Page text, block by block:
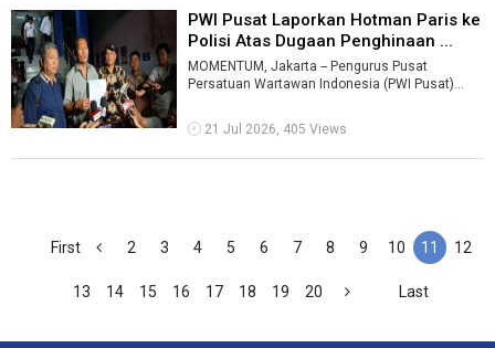
PWI Pusat Laporkan Hotman Paris ke
Polisi Atas Dugaan Penghinaan ...
MOMENTUM, Jakarta -- Pengurus Pusat
Persatuan Wartawan Indonesia (PWI Pusat)
Hutapea ke ...
21 Jul 2026, 405 Views
First 2 3 4 5 6 7 8 9 10 11 12
13 14 15 16 17 18 19 20 Last